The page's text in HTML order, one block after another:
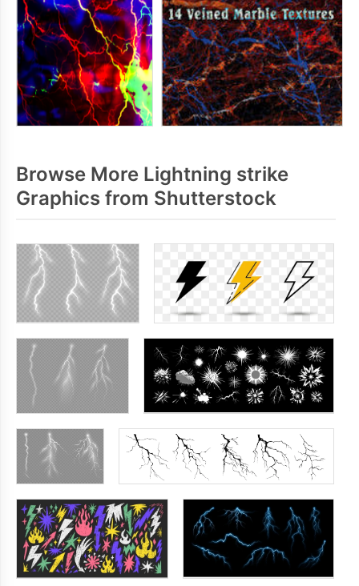
Browse More Lightning strike
Graphics from Shutterstock